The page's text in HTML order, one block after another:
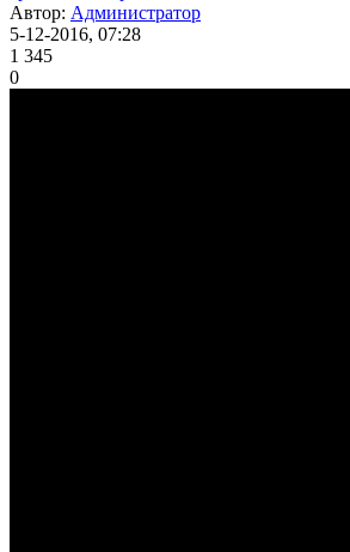
Автор: Администратор
5-12-2016, 07:28
1 345
0